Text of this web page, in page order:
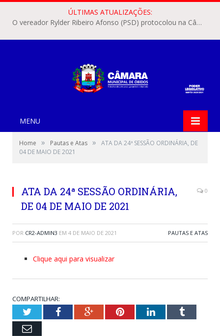
ÚLTIMAS ATUALIZAÇÕES:
O vereador Rylder Ribeiro Afonso (PSD) protocolou na Câmara Municipal de Óbidos o Requerimento nº 346/2026.
MENU
Home » Pautas e Atas »
ATA DA 24ª SESSÃO ORDINÁRIA, DE
04 DE MAIO DE 2021
ATA DA 24ª SESSÃO ORDINÁRIA,
DE 04 DE MAIO DE 2021
0
POR CR2-ADMIN3 EM 4 DE MAIO DE 2021 PAUTAS E ATAS
Clique aqui para visualizar
COMPARTILHAR:
TwitterFacebookGoogle+PinterestLinkedInTumblr
Email